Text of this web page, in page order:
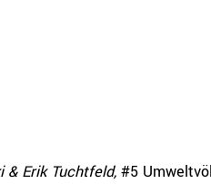
& Erik Tuchtfeld, #5